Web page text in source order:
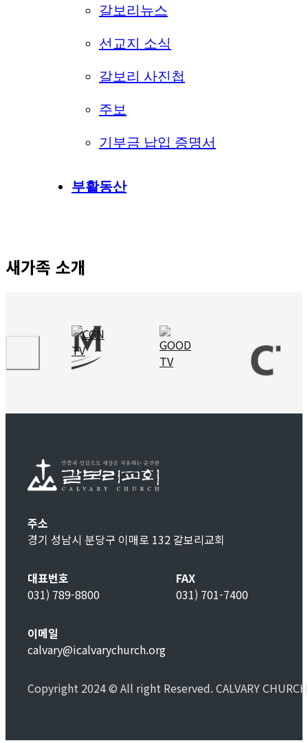
갈보리뉴스
선교지 소식
갈보리 사진첩
주보
기부금 납입 증명서
부활동산
새가족 소개
주소
경기 성남시 분당구 이매로 132 갈보리교회
대표번호
031) 789-8800
FAX
031) 701-7400
이메일
calvary@icalvarychurch.org
Copyright 2024 © All right Reserved. CALVARY CHURCH